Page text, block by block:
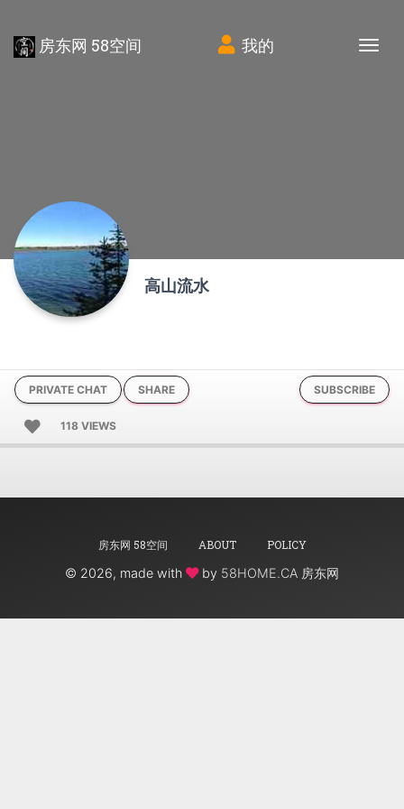
房东网 58空间 我的
高山流水
PRIVATE CHAT SHARE SUBSCRIBE
118 VIEWS
房东网 58空间 ABOUT POLICY
© 2026, made with by 58HOME.CA 房东网